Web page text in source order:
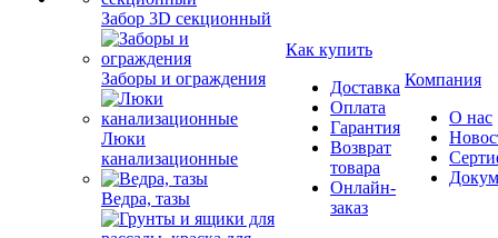
Забор 3D секционный
Заборы и ограждения
Люки
канализационные
Ведра, тазы
Как купить
Доставка
Оплата
Гарантия
Возврат
товара
Онлайн-
заказ
Компания
О нас